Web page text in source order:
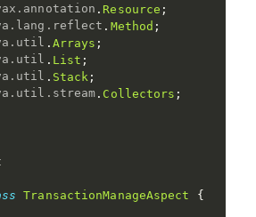
. annotation . Resource ;
. lang . reflect . Method ;
. util . Arrays ;
. util . List ;
. util . Stack ;
. util . stream . Collectors ;
TransactionManageAspect {